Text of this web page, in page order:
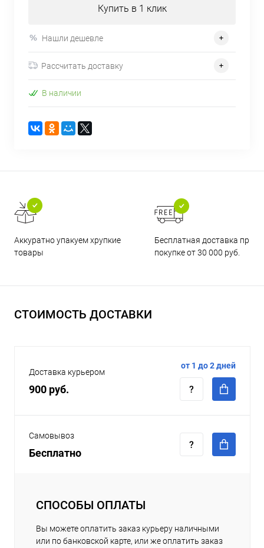
Купить в 1 клик
Нашли дешевле
Рассчитать доставку
В наличии
Аккуратно упакуем хрупкие
товары
Бесплатная доставка при
покупке от 30 000 руб.
СТОИМОСТЬ ДОСТАВКИ
Доставка курьером
900 руб.
от 1 до 2 дней
Самовывоз
Бесплатно
СПОСОБЫ ОПЛАТЫ
Вы можете оплатить заказ курьеру наличными
или по банковской карте, или же оплатить заказ